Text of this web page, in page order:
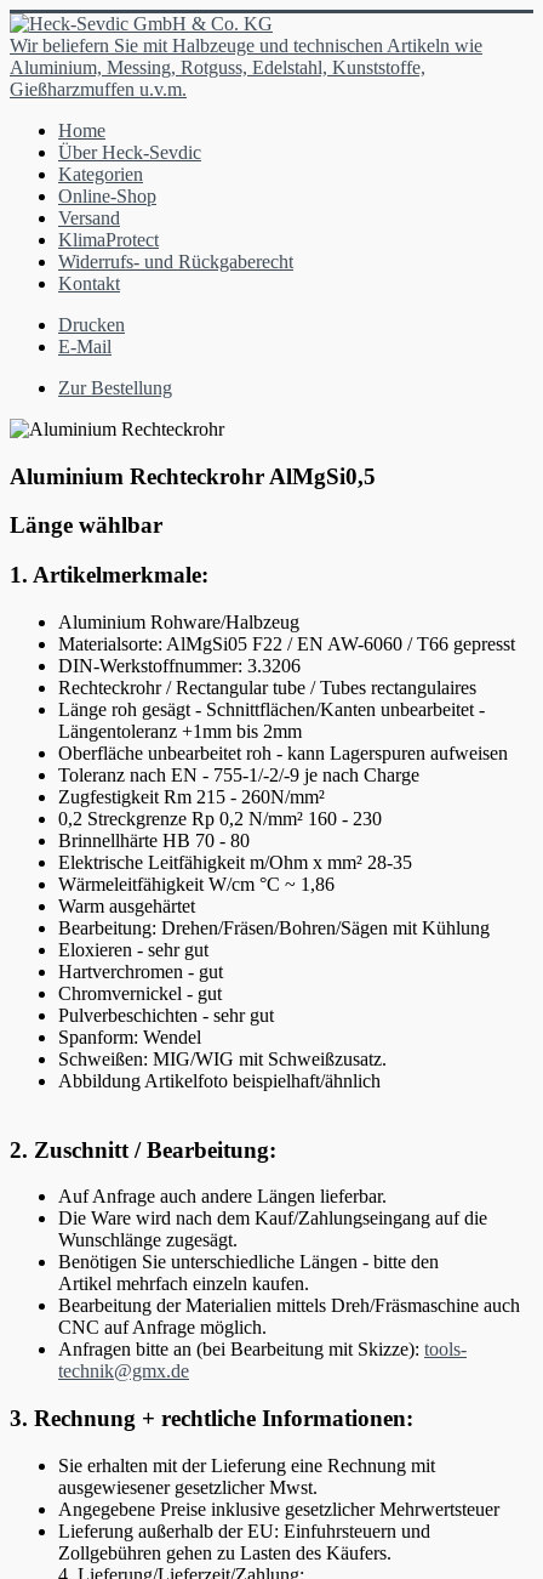
Wir beliefern Sie mit Halbzeuge und technischen Artikeln wie
Aluminium, Messing, Rotguss, Edelstahl, Kunststoffe,
Gießharzmuffen u.v.m.
Home
Über Heck-Sevdic
Kategorien
Online-Shop
Versand
KlimaProtect
Widerrufs- und Rückgaberecht
Kontakt
Drucken
E-Mail
Zur Bestellung
Aluminium Rechteckrohr AlMgSi0,5
Länge wählbar
1. Artikelmerkmale:
Aluminium Rohware/Halbzeug
Materialsorte: AlMgSi05 F22 / EN AW-6060 / T66 gepresst
DIN-Werkstoffnummer: 3.3206
Rechteckrohr / Rectangular tube / Tubes rectangulaires
Länge roh gesägt - Schnittflächen/Kanten unbearbeitet -
Längentoleranz +1mm bis 2mm
Oberfläche unbearbeitet roh - kann Lagerspuren aufweisen
Toleranz nach EN - 755-1/-2/-9 je nach Charge
Zugfestigkeit Rm 215 - 260N/mm²
0,2 Streckgrenze Rp 0,2 N/mm² 160 - 230
Brinnellhärte HB 70 - 80
Elektrische Leitfähigkeit m/Ohm x mm² 28-35
Wärmeleitfähigkeit W/cm °C ~ 1,86
Warm ausgehärtet
Bearbeitung: Drehen/Fräsen/Bohren/Sägen mit Kühlung
Eloxieren - sehr gut
Hartverchromen - gut
Chromvernickel - gut
Pulverbeschichten - sehr gut
Spanform: Wendel
Schweißen: MIG/WIG mit Schweißzusatz.
Abbildung Artikelfoto beispielhaft/ähnlich
2. Zuschnitt / Bearbeitung:
Auf Anfrage auch andere Längen lieferbar.
Die Ware wird nach dem Kauf/Zahlungseingang auf die
Wunschlänge zugesägt.
Benötigen Sie unterschiedliche Längen - bitte den
Artikel mehrfach einzeln kaufen.
Bearbeitung der Materialien mittels Dreh/Fräsmaschine auch
CNC auf Anfrage möglich.
Anfragen bitte an (bei Bearbeitung mit Skizze): tools-
technik@gmx.de
3. Rechnung + rechtliche Informationen:
Sie erhalten mit der Lieferung eine Rechnung mit
ausgewiesener gesetzlicher Mwst.
Angegebene Preise inklusive gesetzlicher Mehrwertsteuer
Lieferung außerhalb der EU: Einfuhrsteuern und
Zollgebühren gehen zu Lasten des Käufers.
4. Lieferung/Lieferzeit/Zahlung: